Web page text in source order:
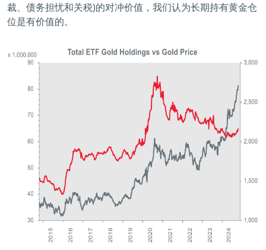
裁、债务担忧和关税)的对冲价值，我们认为长期持有黄金仓
位是有价值的。